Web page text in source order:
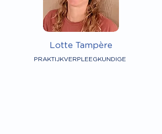
Lotte Tampère
PRAKTIJKVERPLEEGKUNDIGE